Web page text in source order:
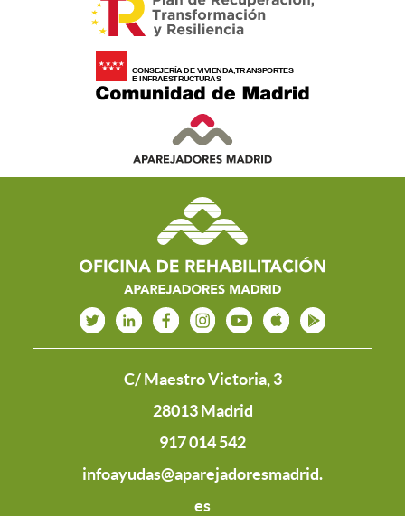
C/ Maestro Victoria, 3
28013 Madrid
917 014 542
infoayudas@aparejadoresmadrid.
es